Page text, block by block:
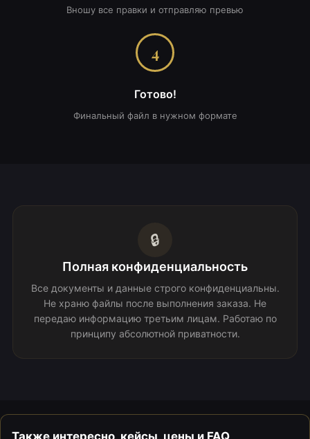
Вношу все правки и отправляю превью
4
Готово!
Финальный файл в нужном формате
🔒
Полная конфиденциальность
Все документы и данные строго конфиденциальны.
Не храню файлы после выполнения заказа. Не
передаю информацию третьим лицам. Работаю по
принципу абсолютной приватности.